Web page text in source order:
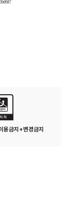
용금지+변경금지